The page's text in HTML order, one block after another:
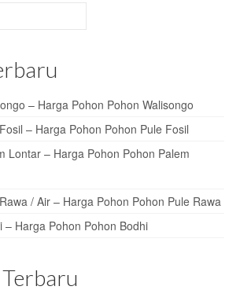
– Harga Pohon Pohon Walisongo
– Harga Pohon Pohon Pule Fosil
Lontar – Harga Pohon Pohon Palem
/ Air – Harga Pohon Pohon Pule Rawa
– Harga Pohon Pohon Bodhi